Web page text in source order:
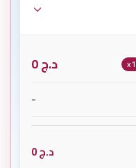
x1 د.ج
-
د.ج